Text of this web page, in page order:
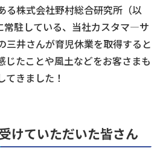
る株式会社野村総合研究所（以
常駐している、当社カスタマ—サ
井さんが育児休業を取得すると
じたことや風土などをお客さまも
きました！
けていただいた皆さん